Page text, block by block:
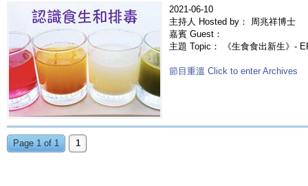
2021-06-10
主持人 Hosted by： 周兆祥博士
嘉賓 Guest：
主題 Topic： 《生食食出新生》-
節目重溫 Click to enter Archives
Page 1 of 1 1